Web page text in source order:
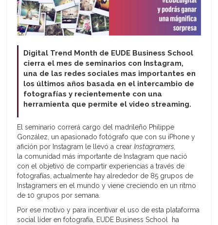
Digital Trend Month de EUDE Business School
cierra el mes de seminarios con Instagram,
una de las redes sociales mas importantes en
los últimos años basada en el intercambio de
fotografías y recientemente con una
herramienta que permite el video streaming.
El seminario correrá cargo del madrileño Philippe
González, un apasionado fotógrafo que con su iPhone y
afición por Instagram le llevó a crear Instagramers,
la comunidad más importante de Instagram que nació
con el objetivo de compartir experiencias a través de
fotografías, actualmente hay alrededor de 85 grupos de
Instagramers en el mundo y viene creciendo en un ritmo
de 10 grupos por semana.
Por ese motivo y para incentivar el uso de esta plataforma
social líder en fotografía, EUDE Business School ha